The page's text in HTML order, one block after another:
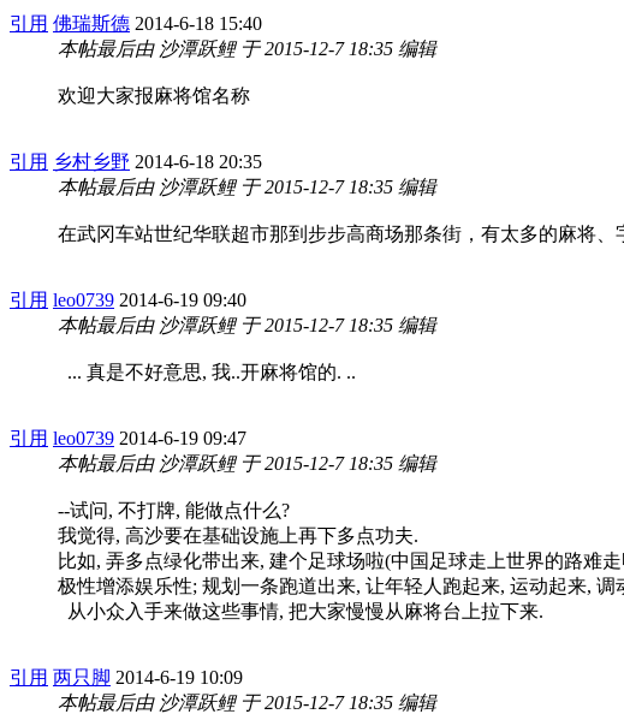
引用 佛瑞斯德 2014-6-18 15:40
本帖最后由 沙潭跃鲤 于 2015-12-7 18:35 编辑
欢迎大家报麻将馆名称
引用 乡村乡野 2014-6-18 20:35
本帖最后由 沙潭跃鲤 于 2015-12-7 18:35 编辑
在武冈车站世纪华联超市那到步步高商场那条街，有太多的麻将
引用 leo0739 2014-6-19 09:40
本帖最后由 沙潭跃鲤 于 2015-12-7 18:35 编辑
... 真是不好意思, 我..开麻将馆的. ..
引用 leo0739 2014-6-19 09:47
本帖最后由 沙潭跃鲤 于 2015-12-7 18:35 编辑
--试问, 不打牌, 能做点什么?
我觉得, 高沙要在基础设施上再下多点功夫.
比如, 弄多点绿化带出来, 建个足球场啦(中国足球走上世界的路难
极性增添娱乐性; 规划一条跑道出来, 让年轻人跑起来, 运动起来, 调
从小众入手来做这些事情, 把大家慢慢从麻将台上拉下来.
引用 两只脚 2014-6-19 10:09
本帖最后由 沙潭跃鲤 于 2015-12-7 18:35 编辑